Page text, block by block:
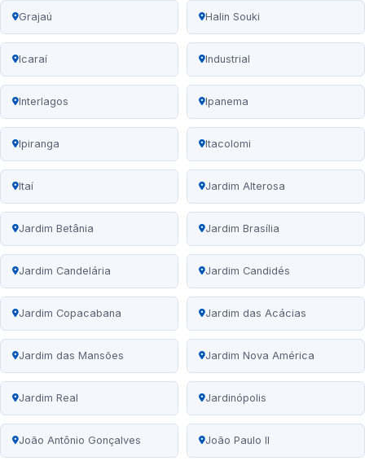
Grajaú Halin Souki
Icaraí Industrial
Interlagos Ipanema
Ipiranga Itacolomi
Itaí Jardim Alterosa
Jardim Betânia Jardim Brasília
Jardim Candelária Jardim Candidés
Jardim Copacabana Jardim das Acácias
Jardim das Mansões Jardim Nova América
Jardim Real Jardinópolis
João Antônio Gonçalves João Paulo II